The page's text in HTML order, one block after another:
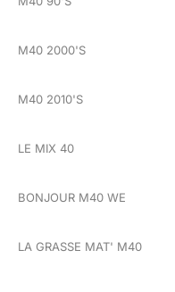
M40 2000'S
M40 2010'S
LE MIX 40
BONJOUR M40 WE
LA GRASSE MAT' M40